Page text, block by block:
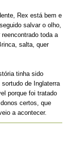
Rex está bem e
salvar o olho,
toda a
salta, quer
tinha sido
de Inglaterra
porque foi tratado
certos, que
a acontecer.